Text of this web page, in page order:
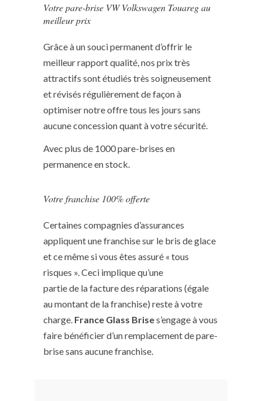
Votre pare-brise VW Volkswagen Touareg au
meilleur prix
Grâce à un souci permanent d’offrir le
meilleur rapport qualité, nos prix très
attractifs sont étudiés très soigneusement
et révisés régulièrement de façon à
optimiser notre offre tous les jours sans
aucune concession quant à votre sécurité.
Avec plus de 1000 pare-brises en
permanence en stock.
Votre franchise 100% offerte
Certaines compagnies d’assurances
appliquent une franchise sur le bris de glace
et ce même si vous êtes assuré « tous
risques ». Ceci implique qu’une
partie de la facture des réparations (égale
au montant de la franchise) reste à votre
charge. France Glass Brises’engage à vous
faire bénéficier d’un remplacement de pare-
brise sans aucune franchise.